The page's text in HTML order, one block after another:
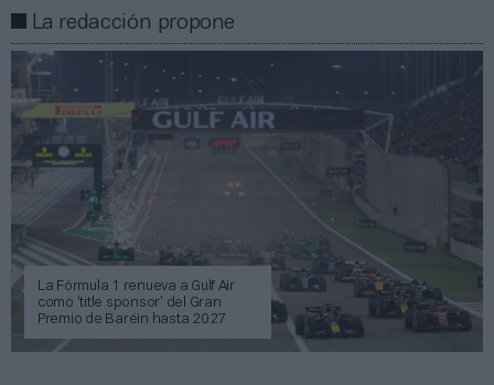
La redacción propone
La Fórmula 1 renueva a Gulf Air
como ‘title sponsor’ del Gran
Premio de Baréin hasta 2027